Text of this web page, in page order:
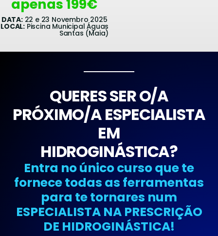
apenas 199€
DATA:22 e 23 Novembro 2025
LOCAL: Piscina Municipal Águas
Santas (Maia)
QUERES SER O/A
PRÓXIMO/A ESPECIALISTA
EM
HIDROGINÁSTICA?
Entra no único curso que te
fornece todas as ferramentas
para te tornares num
ESPECIALISTA NA PRESCRIÇÃO
DE HIDROGINÁSTICA!